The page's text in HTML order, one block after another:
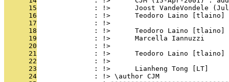
      15
: !>      Joost VandeVondele
      16
: !>      Teodoro Laino
      17
: !>
      18
: !>      Teodoro Laino
      19
: !>      Marcella Iannuzzi
      20
: !>
      21
: !>      Teodoro Laino
      22
: !>
      23
: !>      Lianheng Tong [LT]
      24
              : !> \author CJM